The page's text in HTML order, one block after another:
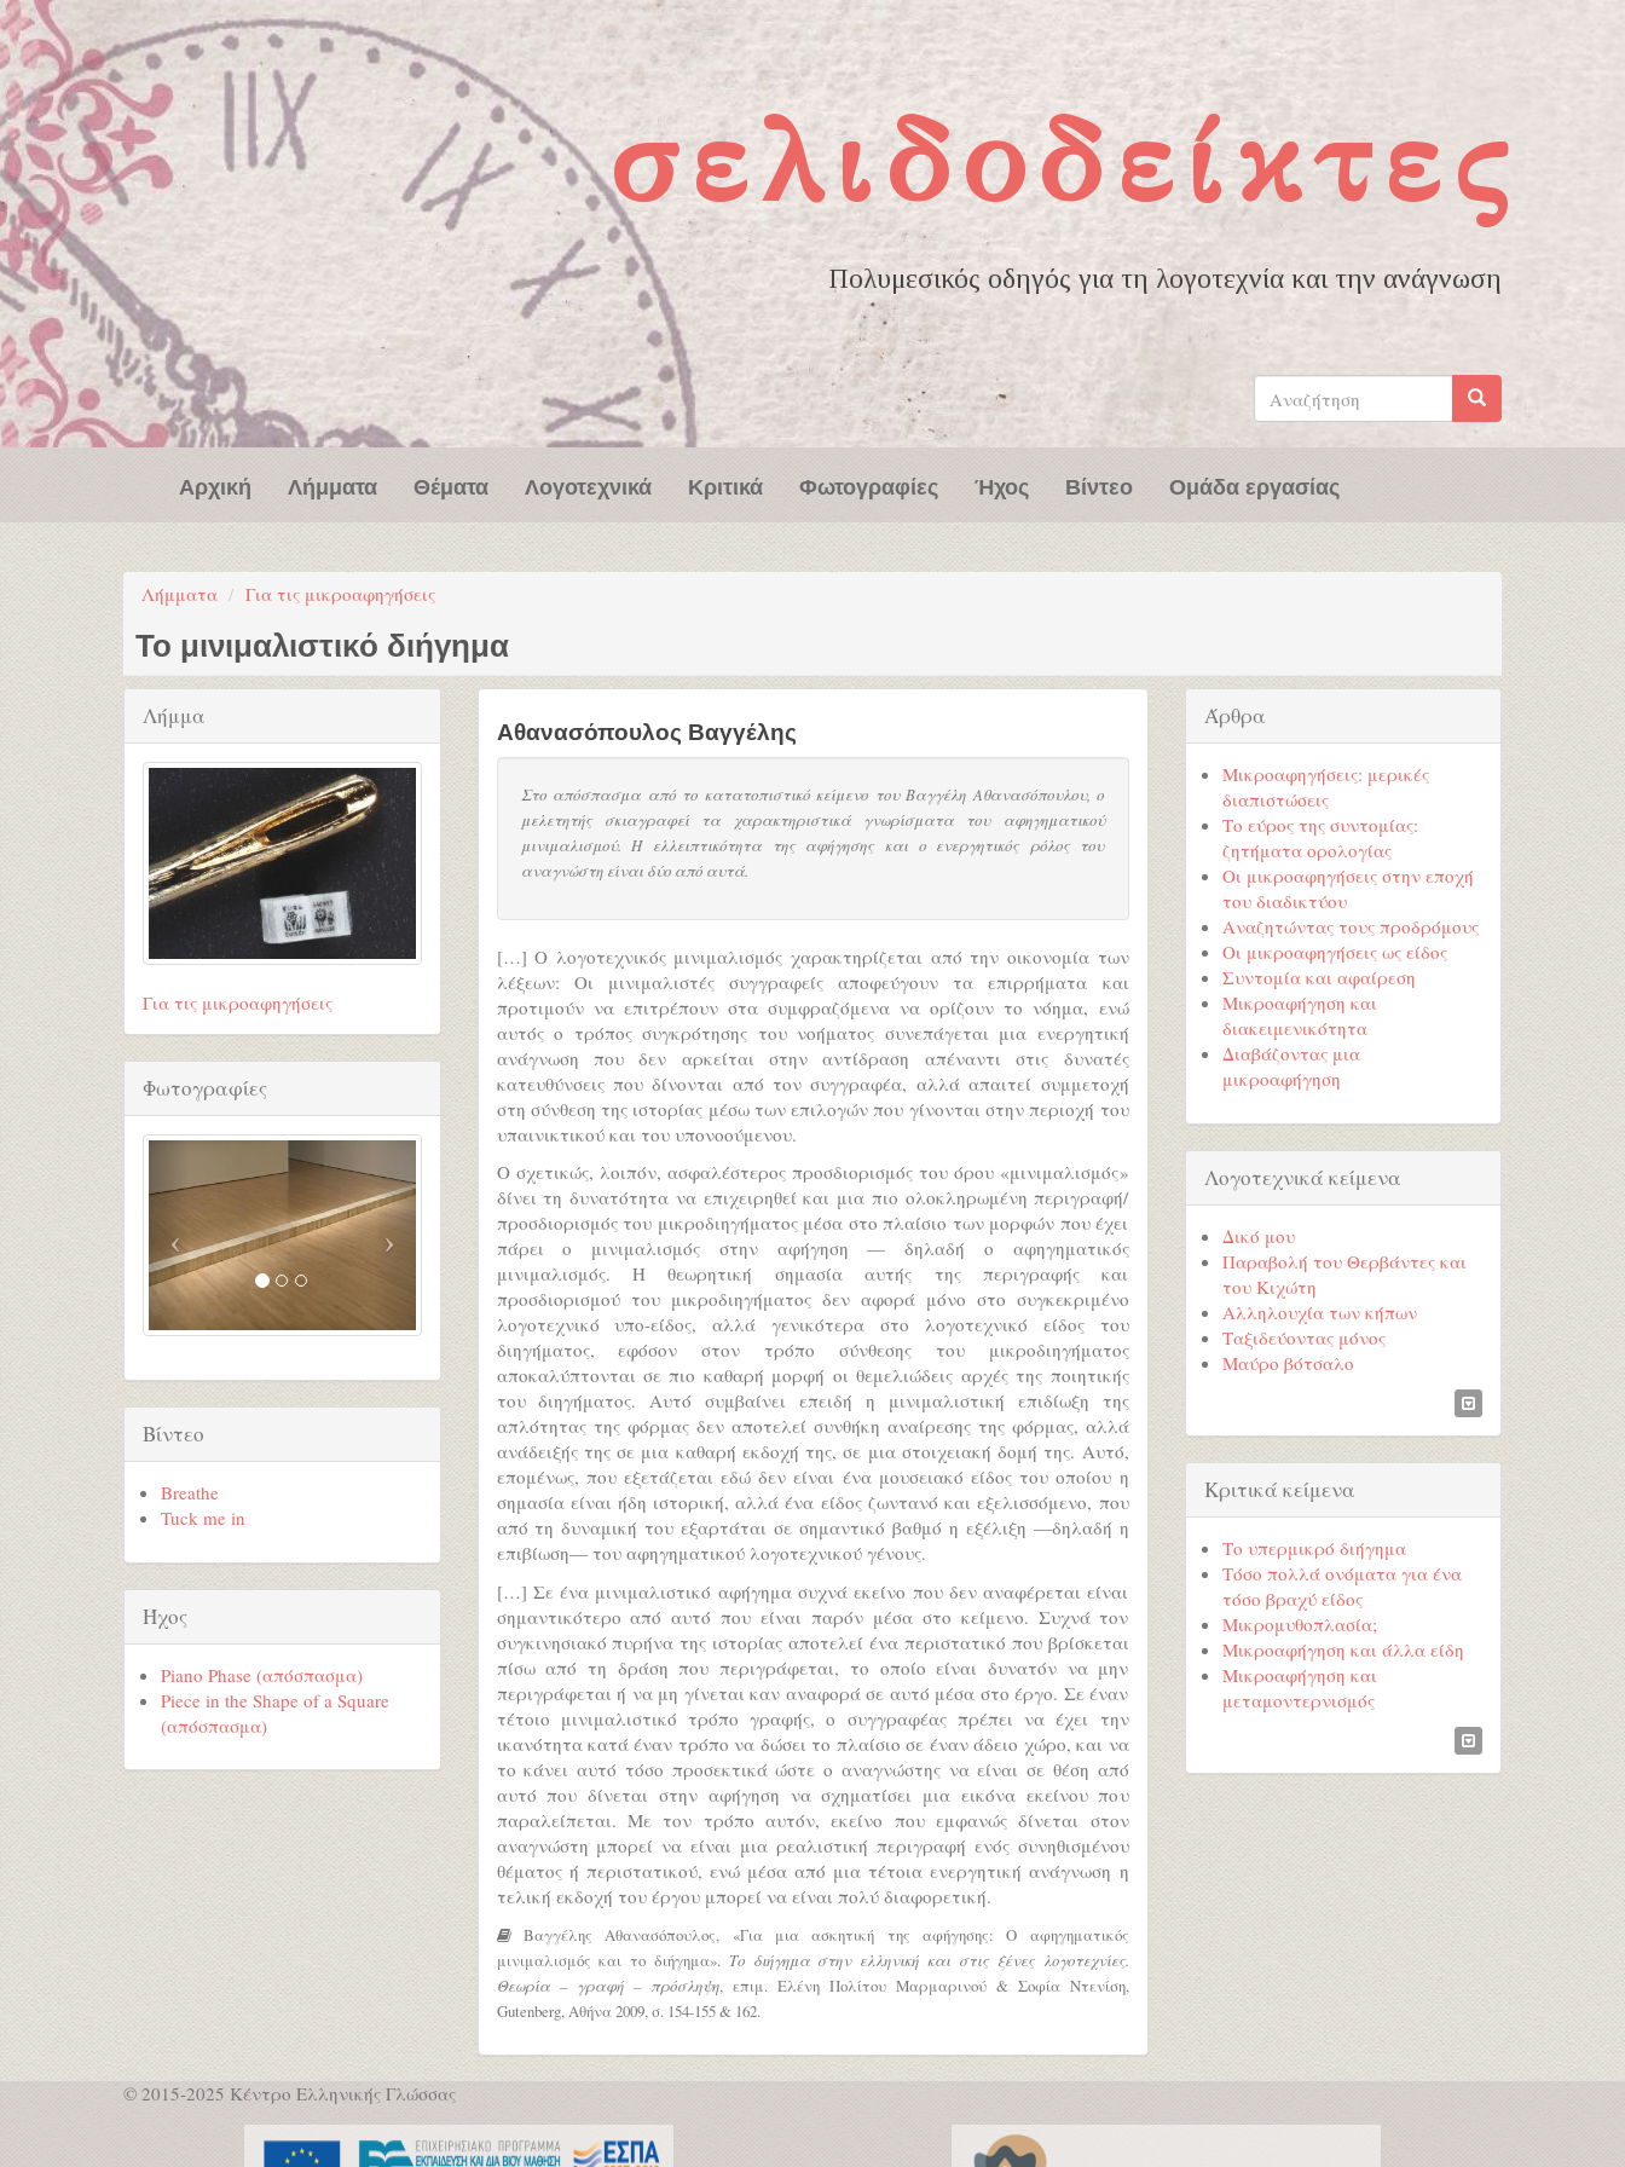
Παράκαμψη προς το κυρίως περιεχόμενο
σελιδοδείκτες
Πολυμεσικός οδηγός για τη λογοτεχνία και την ανάγνωση
Φόρμα
αναζήτησης
Αναζήτηση
Αρχική Λήμματα Θέματα Λογοτεχνικά Κριτικά Φωτογραφίες Ήχος Βίντεο Ομάδα εργασίας
Λήμματα Για τις μικροαφηγήσεις
Το μινιμαλιστικό διήγημα
Αθανασόπουλος Βαγγέλης
Στο απόσπασμα από το κατατοπιστικό κείμενο του Βαγγέλη Αθανασόπουλου, ο
μελετητής σκιαγραφεί τα χαρακτηριστικά γνωρίσματα του αφηγηματικού
μινιμαλισμού. Η ελλειπτικότητα της αφήγησης και ο ενεργητικός ρόλος του
αναγνώστη είναι δύο από αυτά.
[…] Ο λογοτεχνικός μινιμαλισμός χαρακτηρίζεται από την οικονομία των
λέξεων: Οι μινιμαλιστές συγγραφείς αποφεύγουν τα επιρρήματα και
προτιμούν να επιτρέπουν στα συμφραζόμενα να ορίζουν το νόημα, ενώ
αυτός ο τρόπος συγκρότησης του νοήματος συνεπάγεται μια ενεργητική
ανάγνωση που δεν αρκείται στην αντίδραση απέναντι στις δυνατές
κατευθύνσεις που δίνονται από τον συγγραφέα, αλλά απαιτεί συμμετοχή
στη σύνθεση της ιστορίας μέσω των επιλογών που γίνονται στην περιοχή του
υπαινικτικού και του υπονοούμενου.
Ο σχετικώς, λοιπόν, ασφαλέστερος προσδιορισμός του όρου «μινιμαλισμός»
δίνει τη δυνατότητα να επιχειρηθεί και μια πιο ολοκληρωμένη περιγραφή/
προσδιορισμός του μικροδιηγήματος μέσα στο πλαίσιο των μορφών που έχει
πάρει ο μινιμαλισμός στην αφήγηση — δηλαδή ο αφηγηματικός
μινιμαλισμός. Η θεωρητική σημασία αυτής της περιγραφής και
προσδιορισμού του μικροδιηγήματος δεν αφορά μόνο στο συγκεκριμένο
λογοτεχνικό υπο-είδος, αλλά γενικότερα στο λογοτεχνικό είδος του
διηγήματος, εφόσον στον τρόπο σύνθεσης του μικροδιηγήματος
αποκαλύπτονται σε πιο καθαρή μορφή οι θεμελιώδεις αρχές της ποιητικής
του διηγήματος. Αυτό συμβαίνει επειδή η μινιμαλιστική επιδίωξη της
απλότητας της φόρμας δεν αποτελεί συνθήκη αναίρεσης της φόρμας, αλλά
ανάδειξής της σε μια καθαρή εκδοχή της, σε μια στοιχειακή δομή της. Αυτό,
επομένως, που εξετάζεται εδώ δεν είναι ένα μουσειακό είδος του οποίου η
σημασία είναι ήδη ιστορική, αλλά ένα είδος ζωντανό και εξελισσόμενο, που
από τη δυναμική του εξαρτάται σε σημαντικό βαθμό η εξέλιξη —δηλαδή η
επιβίωση— του αφηγηματικού λογοτεχνικού γένους.
[…] Σε ένα μινιμαλιστικό αφήγημα συχνά εκείνο που δεν αναφέρεται είναι
σημαντικότερο από αυτό που είναι παρόν μέσα στο κείμενο. Συχνά τον
συγκινησιακό πυρήνα της ιστορίας αποτελεί ένα περιστατικό που βρίσκεται
πίσω από τη δράση που περιγράφεται, το οποίο είναι δυνατόν να μην
περιγράφεται ή να μη γίνεται καν αναφορά σε αυτό μέσα στο έργο. Σε έναν
τέτοιο μινιμαλιστικό τρόπο γραφής, ο συγγραφέας πρέπει να έχει την
ικανότητα κατά έναν τρόπο να δώσει το πλαίσιο σε έναν άδειο χώρο, και να
το κάνει αυτό τόσο προσεκτικά ώστε ο αναγνώστης να είναι σε θέση από
αυτό που δίνεται στην αφήγηση να σχηματίσει μια εικόνα εκείνου που
παραλείπεται. Με τον τρόπο αυτόν, εκείνο που εμφανώς δίνεται στον
αναγνώστη μπορεί να είναι μια ρεαλιστική περιγραφή ενός συνηθισμένου
θέματος ή περιστατικού, ενώ μέσα από μια τέτοια ενεργητική ανάγνωση η
τελική εκδοχή του έργου μπορεί να είναι πολύ διαφορετική.
Βαγγέλης Αθανασόπουλος, «Για μια ασκητική της αφήγησης: Ο αφηγηματικός
μινιμαλισμός και το διήγημα». Το διήγημα στην ελληνική και στις ξένες λογοτεχνίες.
Θεωρία – γραφή – πρόσληψη, επιμ. Ελένη Πολίτου Μαρμαρινού & Σοφία Ντενίση,
Gutenberg, Αθήνα 2009, σ. 154-155 & 162.
Λήμμα
Για τις μικροαφηγήσεις
Φωτογραφίες
Βίντεο
Breathe
Tuck me in
Ήχος
Piano Phase (απόσπασμα)
Piece in the Shape of a Square
(απόσπασμα)
Άρθρα
Μικροαφηγήσεις: μερικές
διαπιστώσεις
Το εύρος της συντομίας:
ζητήματα ορολογίας
Οι μικροαφηγήσεις στην εποχή
του διαδικτύου
Αναζητώντας τους προδρόμους
Οι μικροαφηγήσεις ως είδος
Συντομία και αφαίρεση
Μικροαφήγηση και
διακειμενικότητα
Διαβάζοντας μια
μικροαφήγηση
Λογοτεχνικά κείμενα
Δικό μου
Παραβολή του Θερβάντες και
του Κιχώτη
Αλληλουχία των κήπων
Ταξιδεύοντας μόνος
Μαύρο βότσαλο
Κριτικά κείμενα
Το υπερμικρό διήγημα
Τόσο πολλά ονόματα για ένα
τόσο βραχύ είδος
Μικρομυθοπλασία;
Μικροαφήγηση και άλλα είδη
Μικροαφήγηση και
μεταμοντερνισμός
© 2015-2025 Κέντρο Ελληνικής Γλώσσας